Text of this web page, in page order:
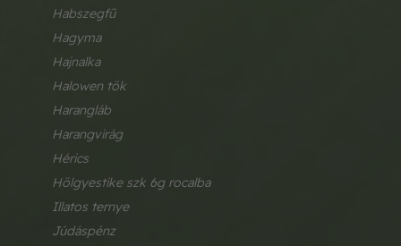
habszegfű
hagyma
hajnalka
halowen tök
harangláb
harangvirág
hérics
hölgyestike szk 6g rocalba
illatos ternye
júdáspénz